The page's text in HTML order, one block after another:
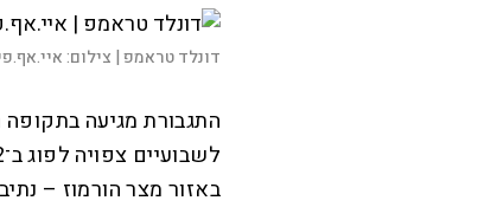
דונלד טראמפ | צילום:
התגבורת מגיעה
באזור מצר הורמוז –